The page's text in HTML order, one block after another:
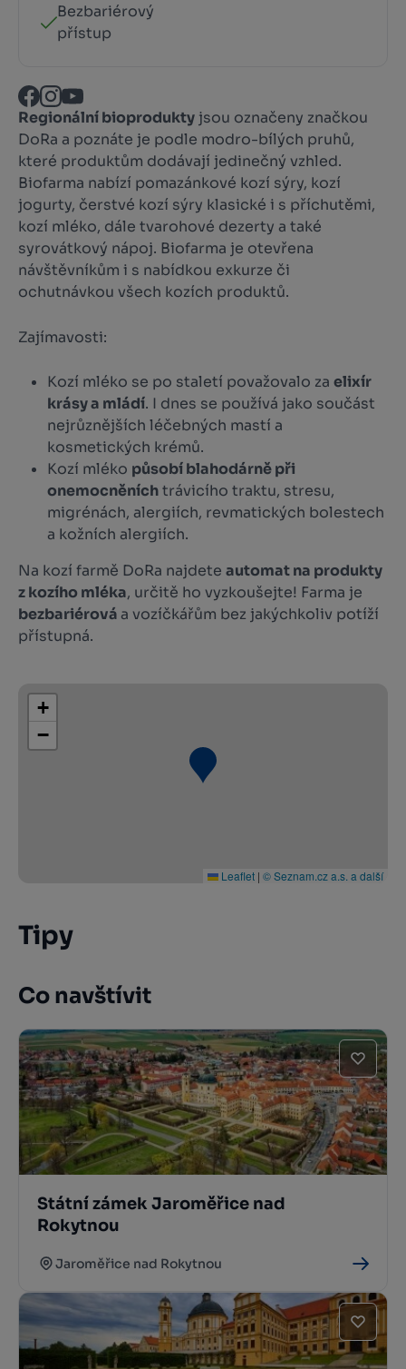
Bezbariérový
přístup
Regionální bioprodukty jsou označeny značkou
DoRa a poznáte je podle modro-bílých pruhů,
které produktům dodávají jedinečný vzhled.
Biofarma nabízí pomazánkové kozí sýry, kozí
jogurty, čerstvé kozí sýry klasické i s příchutěmi,
kozí mléko, dále tvarohové dezerty a také
syrovátkový nápoj. Biofarma je otevřena
návštěvníkům i s nabídkou exkurze či
ochutnávkou všech kozích produktů.
Zajímavosti:
Kozí mléko se po staletí považovalo za elixír
krásy a mládí. I dnes se používá jako součást
nejrůznějších léčebných mastí a
kosmetických krémů.
Kozí mléko působí blahodárně při
onemocněníchtrávicího traktu, stresu,
migrénách, alergiích, revmatických bolestech
a kožních alergiích.
Na kozí farmě DoRa najdete automat na produkty
z kozího mléka, určitě ho vyzkoušejte! Farma je
bezbariérová a vozíčkářům bez jakýchkoliv potíží
přístupná.
+
−
Leaflet | © Seznam.cz a.s. a další
Tipy
Co navštívit
Státní zámek Jaroměřice nad
Rokytnou
Jaroměřice nad Rokytnou